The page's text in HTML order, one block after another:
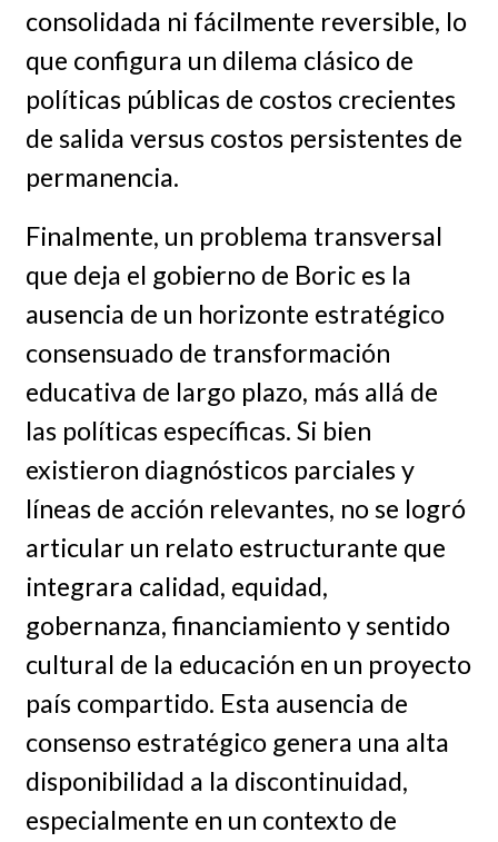
consolidada ni fácilmente reversible, lo
que configura un dilema clásico de
políticas públicas de costos crecientes
de salida versus costos persistentes de
permanencia.
Finalmente, un problema transversal
que deja el gobierno de Boric es la
ausencia de un horizonte estratégico
consensuado de transformación
educativa de largo plazo, más allá de
las políticas específicas. Si bien
existieron diagnósticos parciales y
líneas de acción relevantes, no se logró
articular un relato estructurante que
integrara calidad, equidad,
gobernanza, financiamiento y sentido
cultural de la educación en un proyecto
país compartido. Esta ausencia de
consenso estratégico genera una alta
disponibilidad a la discontinuidad,
especialmente en un contexto de